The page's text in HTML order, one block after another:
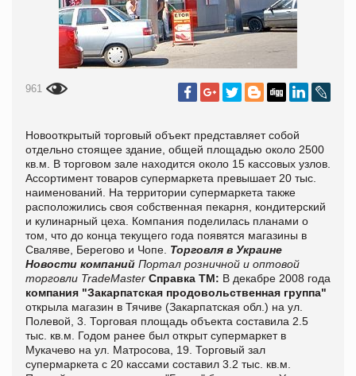
961
Новооткрытый торговый объект представляет собой
отдельно стоящее здание, общей площадью около 2500
кв.м. В торговом зале находится около 15 кассовых узлов.
Ассортимент товаров супермаркета превышает 20 тыс.
наименований. На территории супермаркета также
расположились своя собственная пекарня, кондитерский
и кулинарный цеха. Компания поделилась планами о
том, что до конца текущего года появятся магазины в
Сваляве, Берегово и Чопе. Торговля в Украине
Новости компаний Портал розничной и оптовой
торговли TradeMaster Справка ТМ: В декабре 2008 года
компания "Закарпатская продовольственная группа"
открыла магазин в Тячиве (Закарпатская обл.) на ул.
Полевой, 3. Торговая площадь объекта составила 2.5
тыс. кв.м. Годом ранее был открыт супермаркет в
Мукачево на ул. Матросова, 19. Торговый зал
супермаркета с 20 кассами составил 3.2 тыс. кв.м.